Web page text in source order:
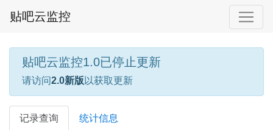
贴吧云监控
贴吧云监控1.0已停止更新
请访问2.0新版 以获取更新
记录查询 统计信息